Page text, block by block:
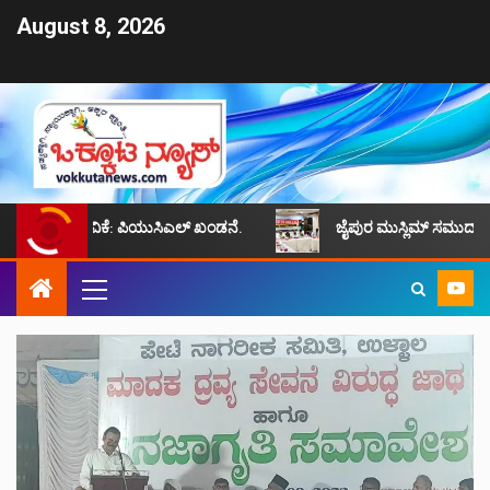
August 8, 2026
ಪಿಯುಸಿಎಲ್ ಖಂಡನೆ. ಜೈಪುರ ಮುಸ್ಲಿಮ್ ಸಮುದಾಯದ ಸಮಸ್ಯೆಗಳನ್ನು